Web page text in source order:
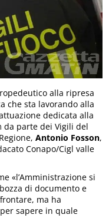
alla ripresa
che sta lavorando alla
dedicata alla
da parte dei Vigili del
Antonio Fosson,
Conapo/Cigl valle
«l’Amministrazione si
di documento e
ma ha
sapere in quale